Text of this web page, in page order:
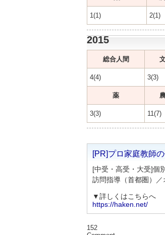
1(1)
2(1)
2015
総合人間
4(4)
3(3)
薬
3(3)
11(7)
[PR]プロ家庭教師
[中受・高受・大受]個
訪問指導（首都圏）
▼詳しくはこちらへ
https://haken.net/
152